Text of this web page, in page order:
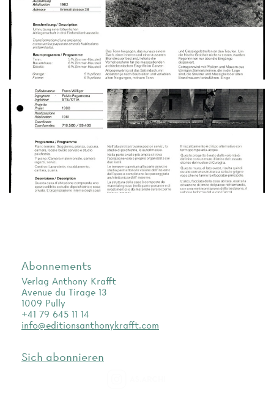
Abonnements
Verlag Anthony Krafft
Avenue du Tirage 13
1009 Pully
+41 79 645 11 14
info@editionsanthonykrafft.com
Sich abonnieren